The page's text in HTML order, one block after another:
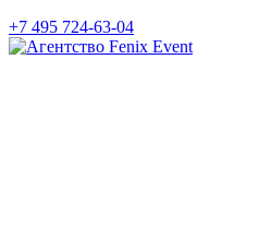
+7 495 724-63-04
Агентство